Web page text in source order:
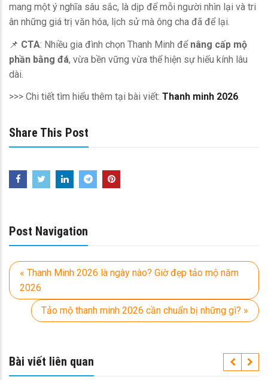
mang một ý nghĩa sâu sắc, là dịp để mỗi người nhìn lại và tri
ân những giá trị văn hóa, lịch sử mà ông cha đã để lại.
📌 CTA: Nhiều gia đình chọn Thanh Minh để nâng cấp mộ
phần bằng đá, vừa bền vững vừa thể hiện sự hiếu kính lâu
dài.
>>> Chi tiết tìm hiểu thêm tại bài viết: Thanh minh 2026.
Share This Post
Post Navigation
« Thanh Minh 2026 là ngày nào? Giờ đẹp tảo mộ năm
2026
Tảo mộ thanh minh 2026 cần chuẩn bị những gì? »
Bài viết liên quan